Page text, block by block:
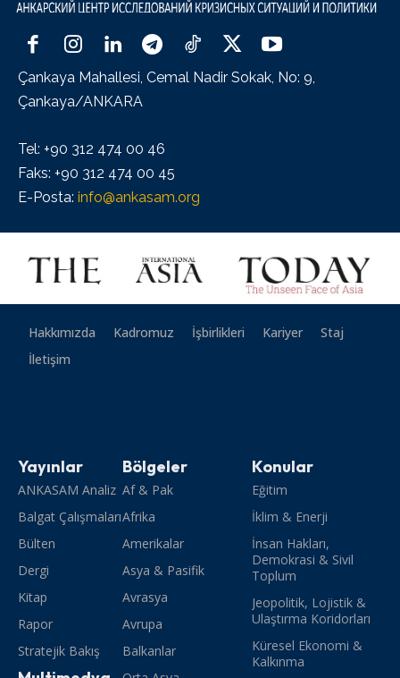
Çankaya Mahallesi, Cemal Nadir Sokak, No: 9,
Çankaya/ANKARA
Tel: +90 312 474 00 46
Faks: +90 312 474 00 45
E-Posta: info@ankasam.org
Hakkımızda Kadromuz İşbirlikleri Kariyer
Staj
İletişim
Yayınlar
ANKASAM Analiz
Balgat Çalışmaları
Bülten
Dergi
Kitap
Rapor
Stratejik Bakış
Bölgeler
Af & Pak
Afrika
Amerikalar
Asya & Pasifik
Avrasya
Avrupa
Balkanlar
Konular
Eğitim
İklim & Enerji
İnsan Hakları,
Demokrasi & Sivil
Toplum
Jeopolitik, Lojistik &
Ulaştırma Koridorları
Küresel Ekonomi &
Kalkınma